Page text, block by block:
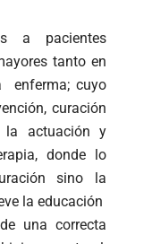
a pacientes
tanto en
enferma; cuyo
curación
la actuación y
donde lo
sino la
la educación
una correcta